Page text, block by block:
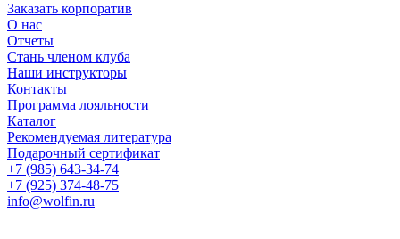
Заказать корпоратив
О нас
Отчеты
Стань членом клуба
Наши инструкторы
Контакты
Программа лояльности
Каталог
Рекомендуемая литература
Подарочный сертификат
+7 (985) 643-34-74
+7 (925) 374-48-75
info@wolfin.ru